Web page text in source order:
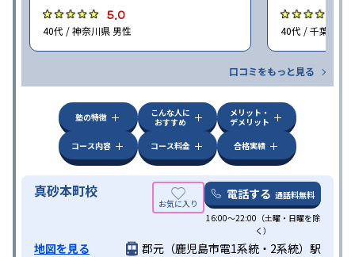
5.0
40代 / 神奈川県 男性 40代 / 千葉県 女
口コミをもっと見る
塾の特徴
こんな人に
おすすめ
メリット・
デメリット
コース内容
コース料金 合格実績
真砂本町校 電話する 通話料無料
16:00〜22:00（土曜・日曜を除
く）
地図を見る 郡元（鹿児島市電1系統・2系統）駅